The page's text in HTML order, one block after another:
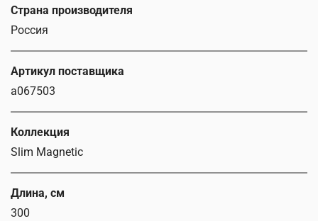
Страна производителя
Россия
Артикул поставщика
a067503
Коллекция
Slim Magnetic
Длина, см
300